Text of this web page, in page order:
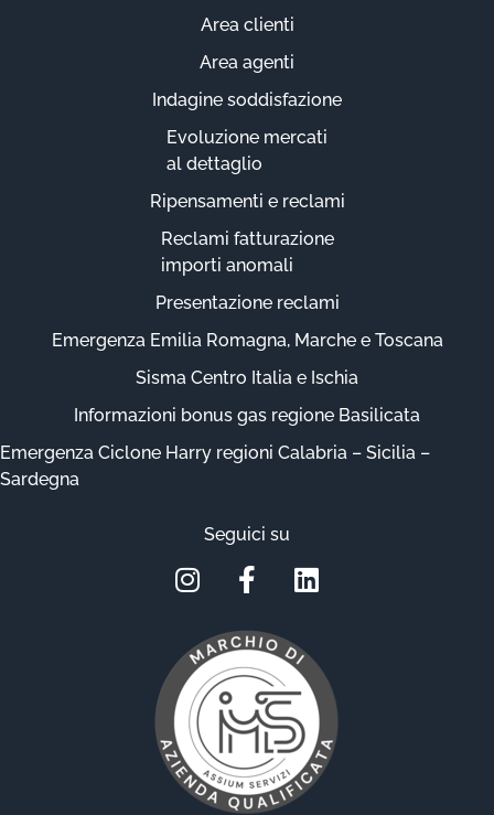
Area clienti
Area agenti
Indagine soddisfazione
Evoluzione mercati
al dettaglio
Ripensamenti e reclami
Reclami fatturazione
importi anomali
Presentazione reclami
Emergenza Emilia Romagna, Marche e Toscana
Sisma Centro Italia e Ischia
Informazioni bonus gas regione Basilicata
Emergenza Ciclone Harry regioni Calabria – Sicilia –
Sardegna
Seguici su